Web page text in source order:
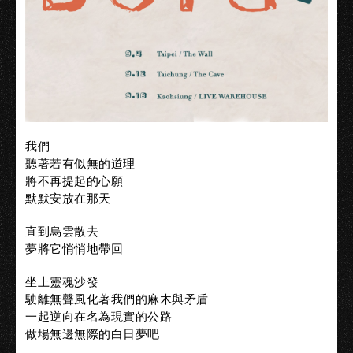
我們
聽著若有似無的道理
將不再提起的心願
默默安放在那天
直到烏雲散去
夢將它悄悄地帶回
坐上靈魂沙發
駛離無聲風化著我們的麻木與矛盾
一起逆向在名為現實的公路
做場無邊無際的白日夢吧